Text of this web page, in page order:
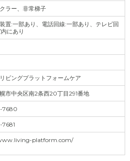
ラー、非常梯子
置:一部あり、電話回線:一部あり、テレビ回
にあり
ビングプラットフォームケア
市中央区南2条西20丁目291番地
7680
platform.com/